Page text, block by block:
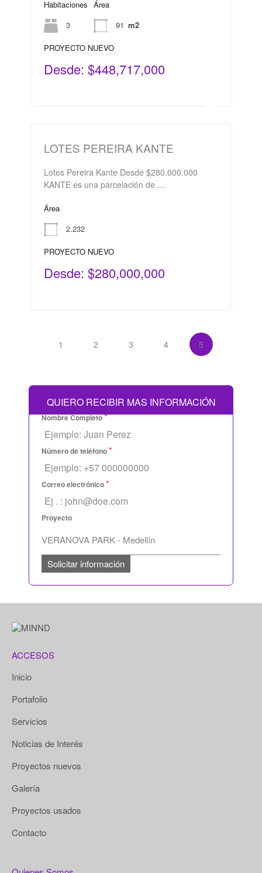
Habitaciones
3
Área
91 m2
PROYECTO NUEVO
Desde: $448,717,000
LOTES PEREIRA KANTE
Lotes Pereira Kante Desde $280.000.000
KANTE es una parcelación de …
Área
2.232
PROYECTO NUEVO
Desde: $280,000,000
1 2 3 4 5
QUIERO RECIBIR MAS INFORMACIÓN
Nombre Completo*
Número de teléfono*
Correo electrónico*
Proyecto
Solicitar información
ACCESOS
Inicio
Portafolio
Servicios
Noticias de Interés
Proyectos nuevos
Galería
Proyectos usados
Contacto